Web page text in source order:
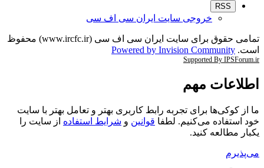
RSS
خروجی سایت ایران سی اف سی
تمامی حقوق برای سایت ایران سی اف سی (www.ircfc.ir) محفوظ
است. Powered by Invision Community
Supported By IPSForum.ir
اطلاعات مهم
ما از کوکی‌ها برای تجربه رابط کاربری بهتر و تعامل بهتر با سایت
خود استفاده می‌کنیم. لطفا قوانین و شرایط استفاده از سایت را
یکبار مطالعه کنید.
می‌پذیرم